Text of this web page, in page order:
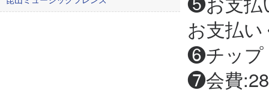
お支払
❻チップ
❼会費